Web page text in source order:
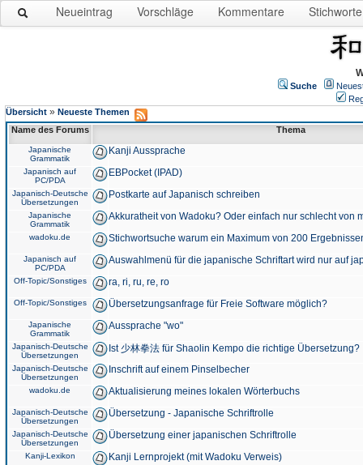
Neueintrag Vorschläge Kommentare Stichworte
Suche
Übersicht » Neueste Themen
Name des Forums
Thema
Japanische
Grammatik
Kanji Aussprache
Japanisch auf
PC/PDA
EBPocket (IPAD)
Japanisch-Deutsche
Übersetzungen
Postkarte auf Japanisch schreiben
Japanische
Grammatik
Akkuratheit von Wadoku? Oder einfach nur schlecht von
wadoku.de Stichwortsuche warum ein Maximum von 200
Japanisch auf
PC/PDA
Auswahlmenü für die japanische Schriftart wird nur auf
Off-Topic/Sonstiges ra, ri, ru, re, ro
Off-Topic/Sonstiges Übersetzungsanfrage für Freie Software möglich?
Japanische
Grammatik
Aussprache "wo"
Japanisch-Deutsche
Übersetzungen
Ist 少林拳法 für Shaolin Kempo die richtige Übersetzung?
Japanisch-Deutsche
Übersetzungen
Inschrift auf einem Pinselbecher
wadoku.de Aktualisierung meines lokalen Wörterbuchs
Japanisch-Deutsche
Übersetzungen
Übersetzung - Japanische Schriftrolle
Japanisch-Deutsche
Übersetzungen
Übersetzung einer japanischen Schriftrolle
Kanji-Lexikon Kanji Lernprojekt (mit Wadoku Verweis)